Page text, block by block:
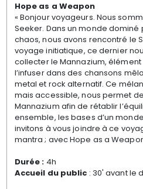
Hope as a Weapon
« Bonjour voyageurs. Nous
Seeker. Dans un monde dominé
chaos, nous avons rencontré le
voyage initiatique, ce dernier
collecter le Mannazium,
l’infuser dans des chansons
metal et rock alternatif. Ce
mais accessible, nous permet
Mannazium afin de rétablir
ensemble, les bases d’un
invitons à vous joindre à ce
mantra ; avec Hope as a
Durée : 4h
Accueil du public : 30' avant le